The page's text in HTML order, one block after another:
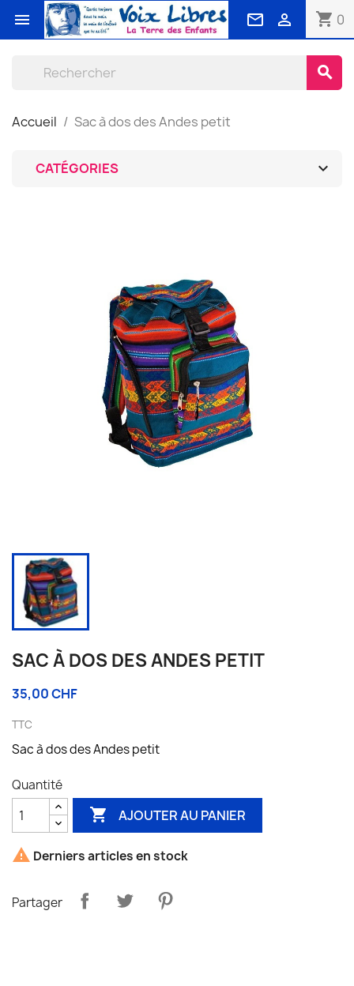
 shopping_cart 0
 
search
Accueil Sac à dos des Andes petit
CATÉGORIES 
SAC À DOS DES ANDES PETIT
35,00 CHF
TTC
Sac à dos des Andes petit
Quantité
 AJOUTER AU PANIER
 Derniers articles en stock
Partager